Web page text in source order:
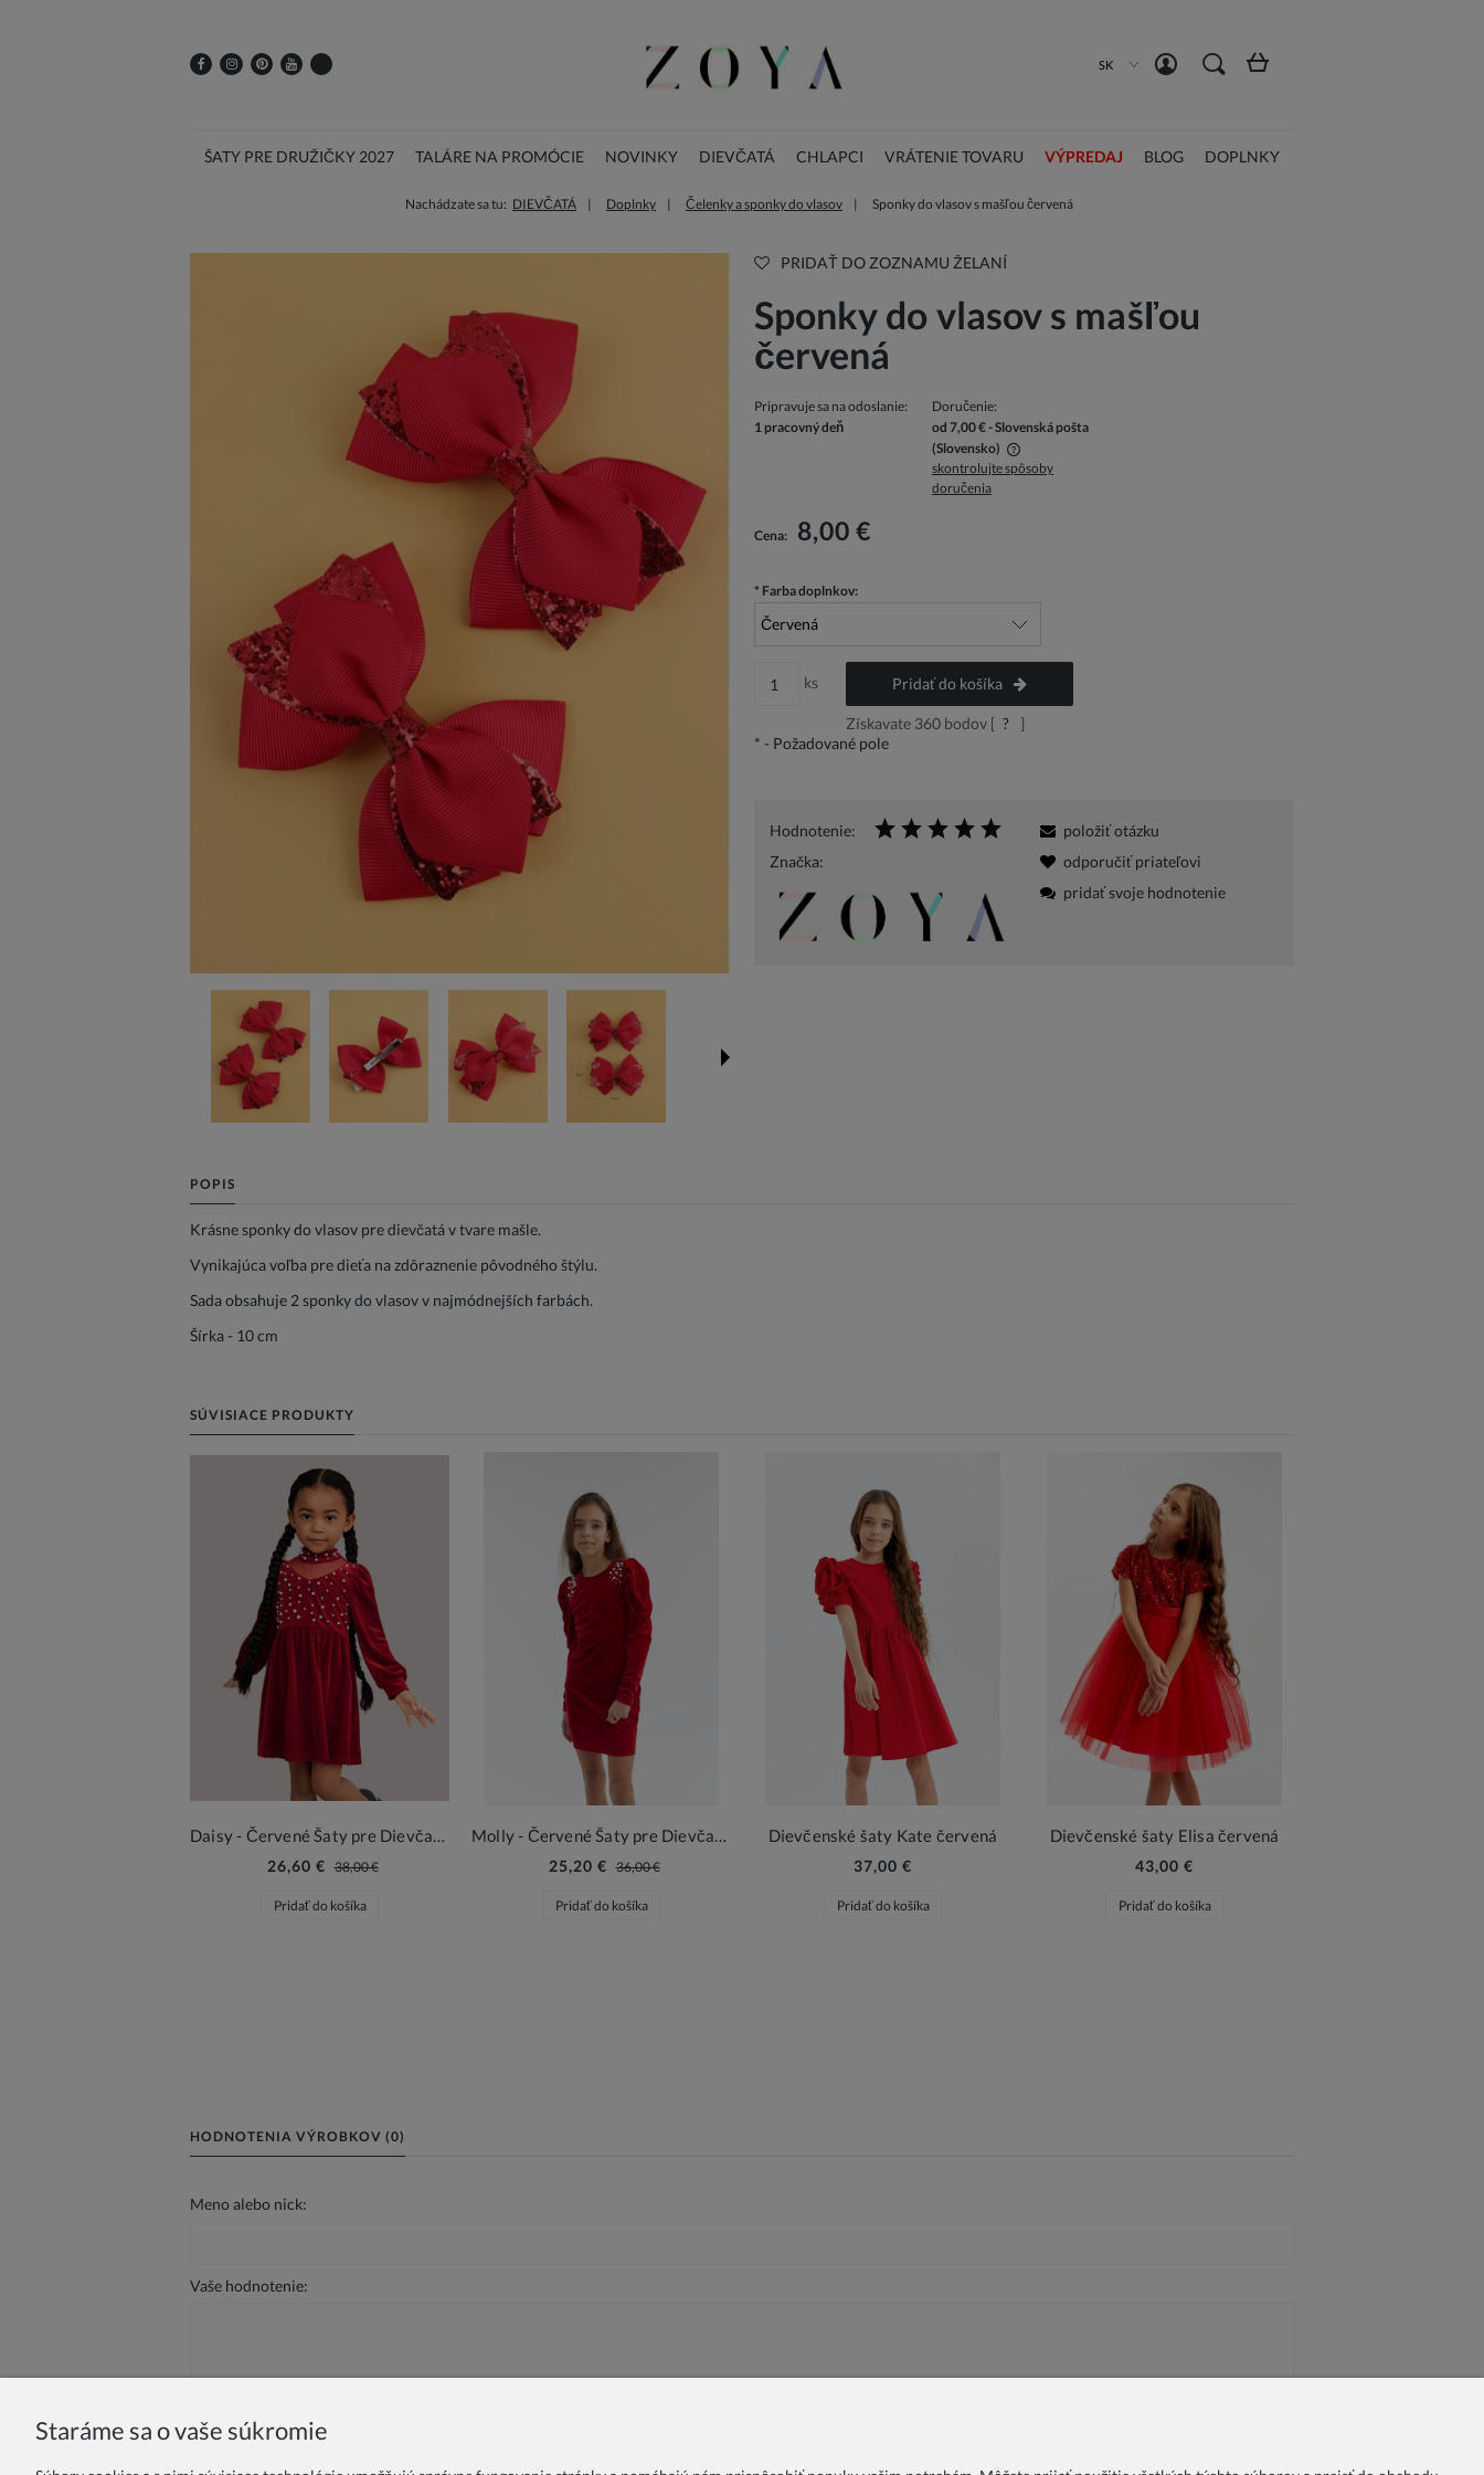
SK
ŠATY PRE DRUŽIČKY 2027 TALÁRE NA PROMÓCIE NOVINKY DIEVČATÁ CHLAPCI VRÁTENIE TOVARU VÝPREDAJ BLOG DOPLNKY
Nachádzate sa tu: DIEVČATÁ Doplnky Čelenky a sponky do vlasov Sponky do vlasov s mašľou červená
PRIDAŤ DO ZOZNAMU ŽELANÍ
Sponky do vlasov s mašľou
červená
Pripravuje sa na odoslanie:
1 pracovný deň
Doručenie:
od 7,00 €- Slovenská pošta
(Slovensko)
V cene nie sú zahrnuté prípadné náklady na
skontrolujte spôsoby
doručenia
Cena: 8,00 €
* Farba doplnkov:
ks Pridať do košíka
Získavate 360bodov [ ?
]
* - Požadované pole
Hodnotenie:
Značka:
položiť otázku
odporučiť priateľovi
pridať svoje hodnotenie
POPIS
Krásne sponky do vlasov pre dievčatá v tvare mašle.
Vynikajúca voľba pre dieťa na zdôraznenie pôvodného štýlu.
Sada obsahuje 2 sponky do vlasov v najmódnejších farbách.
Šírka - 10 cm
SÚVISIACE PRODUKTY
Daisy - Červené Šaty pre Dievčatá s Perlami
26,60 € 38,00 €
Pridať do košíka
Molly - Červené Šaty pre Dievčatá s Perlami
25,20 € 36,00 €
Pridať do košíka
Dievčenské šaty Kate červená
37,00 €
Pridať do košíka
Dievčenské šaty Elisa červená
43,00 €
Pridať do košíka
HODNOTENIA VÝROBKOV (0)
Meno alebo nick:
Vaše hodnotenie:
Odoslať
Staráme sa o vaše súkromie